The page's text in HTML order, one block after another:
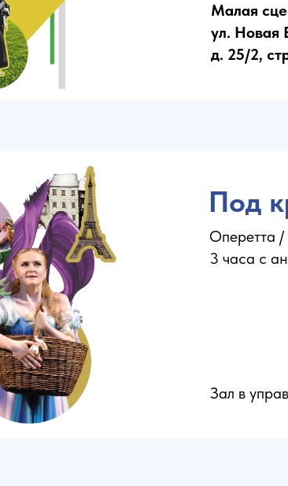
Малая
ул. Новая
д. 25/2,
Зал в
Под
Оперетта /
3 часа с